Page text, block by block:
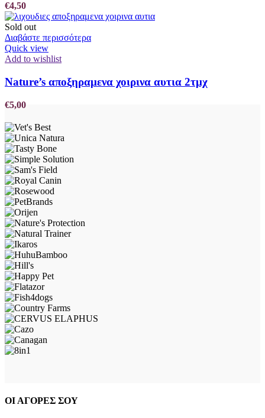
€4,50
Sold out
Διαβάστε περισσότερα
Quick view
Add to wishlist
Nature’s αποξηραμενα χοιρινα αυτια 2τμχ
€5,00
ΟΙ ΑΓΟΡΕΣ ΣΟΥ